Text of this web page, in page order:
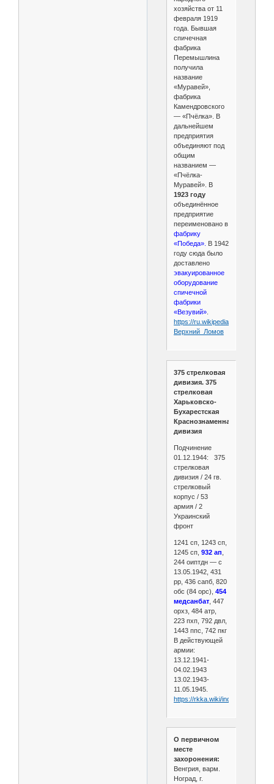
хозяйства от 11
февраля 1919
года. Бывшая
спичечная
фабрика
Перемышлина
получила
название
«Муравей»,
фабрика
Камендровского
— «Пчёлка». В
дальнейшем
предприятия
объединяют под
общим
названием —
«Пчёлка-
Муравей». В
1923 году
объединённое
предприятие
переименовано в
фабрику
«Победа».
В 1942
году сюда было
доставлено
эвакуированное
оборудование
спичечной
фабрики
«Везувий».
https://ru.wikipedia.org/wiki/
Верхний_Ломов
375 стрелковая
дивизия. 375
стрелковая
Харьковско-
Бухарестская
Краснознаменная
дивизия
Подчинение
01.12.1944: 375
стрелковая
дивизия / 24 гв.
стрелковый
корпус / 53
армия / 2
Украинский
фронт
1241 сп, 1243 сп,
1245 сп, 932 ап
244 оиптдн — с
13.05.1942, 431
рр, 436 сапб, 820
обс (84 орс), 454
медсанбат, 447
орхз, 484 атр,
223 пхп, 792 двл,
1443 ппс, 742 пкг
В действующей
армии:
13.12.1941-
04.02.1943
13.02.1943-
11.05.1945.
https://rkka.wiki/index.php/
О первичном
месте
захоронения:
Венгрия, варм.
Ноград, г.